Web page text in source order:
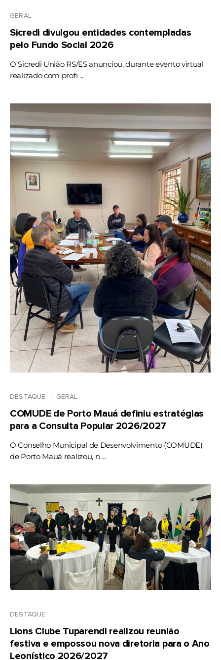
GERAL
Sicredi divulgou entidades contempladas
pelo Fundo Social 2026
O Sicredi União RS/ES anunciou, durante evento virtual
realizado com profi ...
DESTAQUE GERAL
COMUDE de Porto Mauá definiu estratégias
para a Consulta Popular 2026/2027
O Conselho Municipal de Desenvolvimento (COMUDE)
de Porto Mauá realizou, n ...
DESTAQUE
Lions Clube Tuparendi realizou reunião
festiva e empossou nova diretoria para o Ano
Leonístico 2026/2027